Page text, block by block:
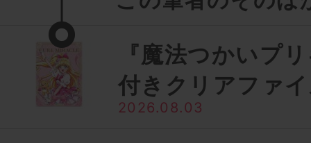
『魔法つかいプ
付きクリアファ
2026.08.03